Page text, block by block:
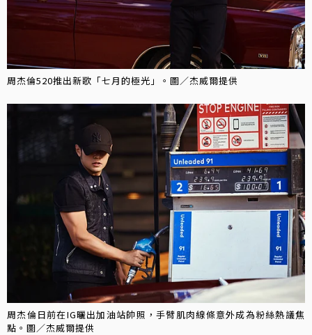
周杰倫520推出新歌「七月的極光」。圖／杰威爾提供
周杰倫日前在IG曬出加油站帥照，手臂肌肉線條意外成為粉絲熱議焦
點。圖／杰威爾提供